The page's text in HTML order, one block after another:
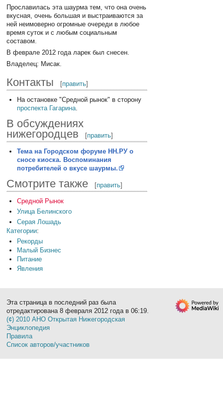
Прославилась эта шаурма тем, что она очень
вкусная, очень большая и выстраиваются за
ней неимоверно огромные очереди в любое
время суток и с любым социальным
составом.
В феврале 2012 года ларек был снесен.
Владелец: Мисак.
Контакты [править]
На остановке "Средной рынок" в сторону
проспекта Гагарина.
В обсуждениях
нижегородцев
[править]
Тема на Городском форуме НН.РУ о
сносе киоска. Воспоминания
потребителей о вкусе шаурмы.
Смотрите также [править]
Средной Рынок
Улица Белинского
Серая Лошадь
Категории:
Рекорды
Малый Бизнес
Питание
Явления
Эта страница в последний раз была
отредактирована 8 февраля 2012 года в 06:19.
(¢) 2010 АНО Открытая Нижегородская
Энциклопедия
Правила
Список авторов/участников